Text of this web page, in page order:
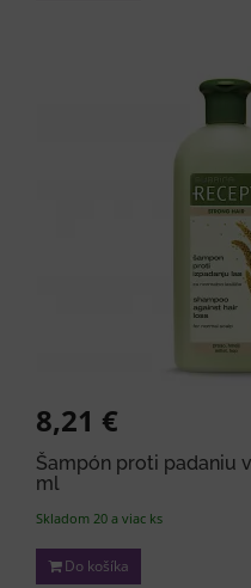
8,21 €
Šampón proti padaniu
ml
Skladom 20 a viac ks
Do košíka